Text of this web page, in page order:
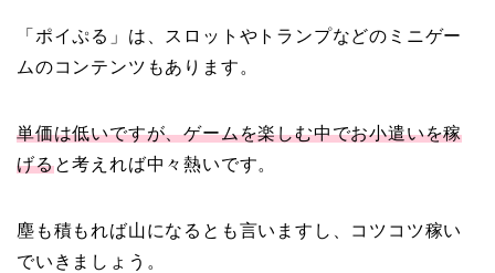
「ポイぷる」は、スロットやトランプなどのミニゲー
ムのコンテンツもあります。
単価は低いですが、ゲームを楽しむ中でお小遣いを稼
げると考えれば中々熱いです。
塵も積もれば山になるとも言いますし、コツコツ稼い
でいきましょう。